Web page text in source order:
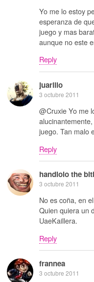
Yo me lo estoy
esperanza de
juego y mas
aunque no este
Reply
juarillo
3 octubre 2011
@Cruxie Yo me
juego. Tan malo
Reply
handlolo the
3 octubre 2011
No es coña, en
Quien quiera un
UaeKaillera.
Reply
frannea
3 octubre 2011